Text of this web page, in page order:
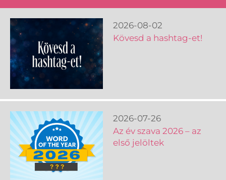
2026-08-02
Kövesd a hashtag-et!
2026-07-26
Az év szava 2026 – az
első jelöltek